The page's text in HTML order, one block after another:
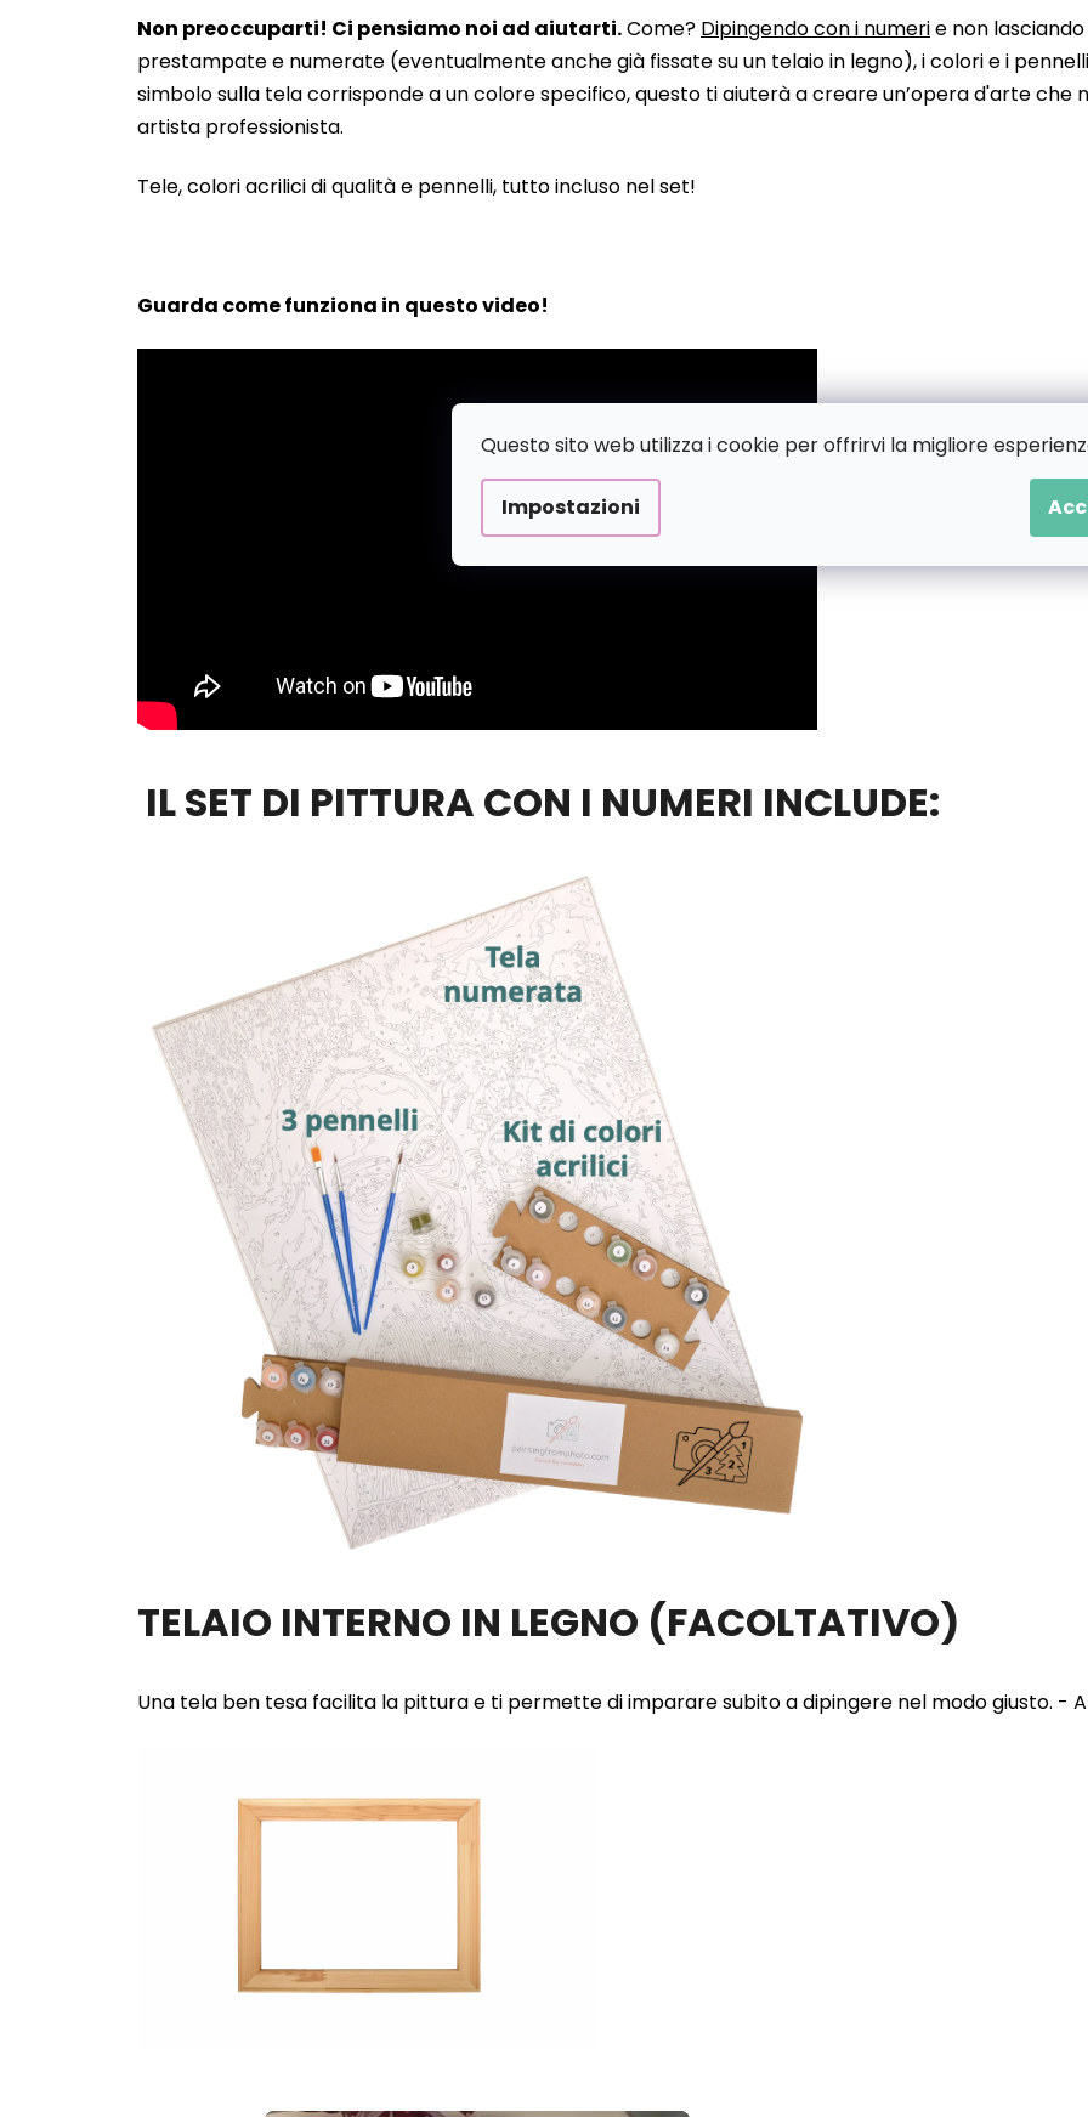
Questo sito web utilizza i cookie per offrirvi la migliore
Impostazioni
Non preoccuparti! Ci pensiamo noi ad aiutarti.Come? Dipingendo con i numerie non
prestampate e numerate (eventualmente anche già fissate su un telaio in legno), i colori e i
simbolo sulla tela corrisponde a un colore specifico, questo ti aiuterà a creare un’opera d'arte che
artista professionista.
Tele, colori acrilici di qualità e pennelli, tutto incluso nel set!
Guarda come funziona in questo video!
IL SET DI PITTURA CON I NUMERI INCLUDE:
TELAIO INTERNO IN LEGNO (FACOLTATIVO)
Una tela ben tesa facilita la pittura e ti permette di imparare subito a dipingere nel modo giusto.